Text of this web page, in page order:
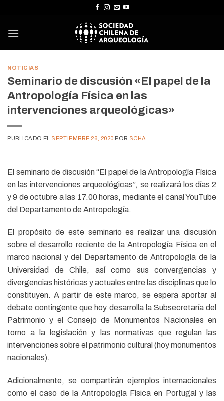
content
NOTICIAS
Seminario de discusión «El papel de la
Antropología Física en las
intervenciones arqueológicas»
PUBLICADO EL SEPTIEMBRE 26, 2020 POR SCHA
El seminario de discusión “El papel de la Antropología Física
en las intervenciones arqueológicas”, se realizará los días 2
y 9 de octubre a las 17.00 horas, mediante el canal YouTube
del Departamento de Antropología.
El propósito de este seminario es realizar una discusión
sobre el desarrollo reciente de la Antropología Física en el
marco nacional y del Departamento de Antropología de la
Universidad de Chile, así como sus convergencias y
divergencias históricas y actuales entre las disciplinas que lo
constituyen. A partir de este marco, se espera aportar al
debate contingente que hoy desarrolla la Subsecretaría del
Patrimonio y el Consejo de Monumentos Nacionales en
torno a la legislación y las normativas que regulan las
intervenciones sobre el patrimonio cultural (hoy monumentos
nacionales).
Adicionalmente, se compartirán ejemplos internacionales
como el caso de la Antropología Física en Portugal y las